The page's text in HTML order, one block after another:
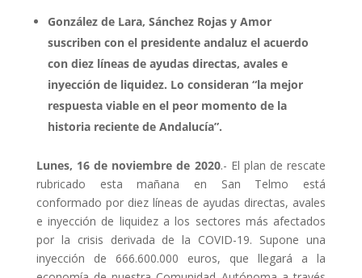
González de Lara, Sánchez Rojas y Amor
suscriben con el presidente andaluz el acuerdo
con diez líneas de ayudas directas, avales e
inyección de liquidez. Lo consideran “la mejor
respuesta viable en el peor momento de la
historia reciente de Andalucía”.
Lunes, 16 de noviembre de 2020.- El plan de rescate
rubricado esta mañana en San Telmo está
conformado por diez líneas de ayudas directas, avales
e inyección de liquidez a los sectores más afectados
por la crisis derivada de la COVID-19. Supone una
inyección de 666.600.000 euros, que llegará a la